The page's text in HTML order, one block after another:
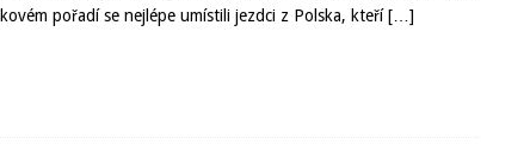
pořadí se nejlépe umístili jezdci z Polska, kteří[…]